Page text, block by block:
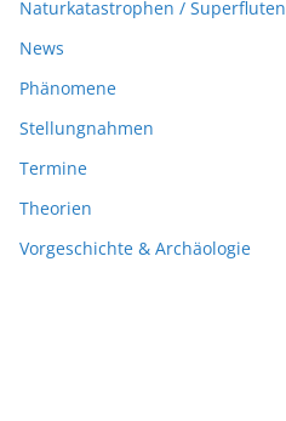
Naturkatastrophen / Superfluten
News
Phänomene
Stellungnahmen
Termine
Theorien
Vorgeschichte & Archäologie